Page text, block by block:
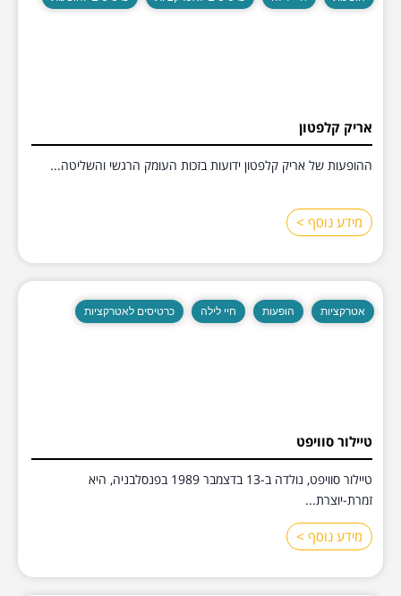
אריק קלפטון
ההופעות של אריק קלפטון ידועות בזכות העומק הרגשי והשליטה...
מידע נוסף >
אטרקציות הופעות חיי לילה כרטיסים לאטרקציות
טיילור סוויפט
טיילור סוויפט, נולדה ב-13 בדצמבר 1989 בפנסלבניה, היא
זמרת-יוצרת...
מידע נוסף >